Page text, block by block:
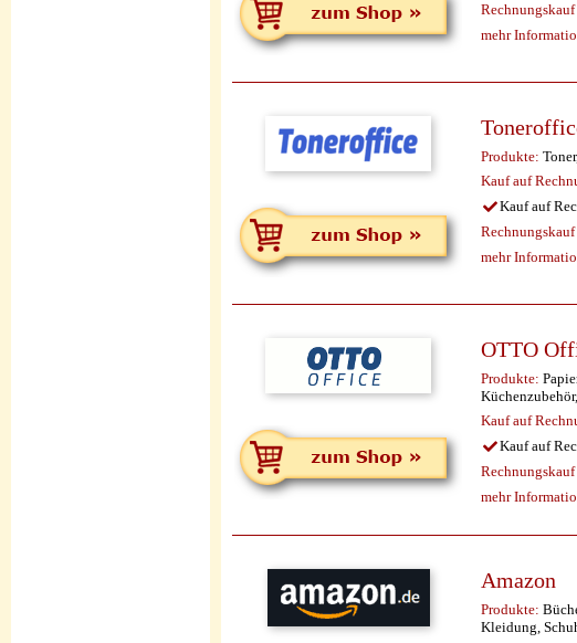
mehr
Produkte:
Kauf auf
Kauf auf
mehr
OTTO
Produkte:
Kauf auf
Kauf auf
mehr
Amazon
Produkte:
Kleidung,